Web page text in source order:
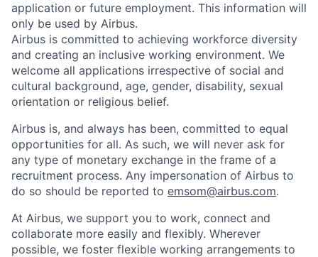
application or future employment. This information will
only be used by Airbus.
Airbus is committed to achieving workforce diversity
and creating an inclusive working environment. We
welcome all applications irrespective of social and
cultural background, age, gender, disability, sexual
orientation or religious belief.
Airbus is, and always has been, committed to equal
opportunities for all. As such, we will never ask for
any type of monetary exchange in the frame of a
recruitment process. Any impersonation of Airbus to
do so should be reported to emsom@airbus.com.
At Airbus, we support you to work, connect and
collaborate more easily and flexibly. Wherever
possible, we foster flexible working arrangements to